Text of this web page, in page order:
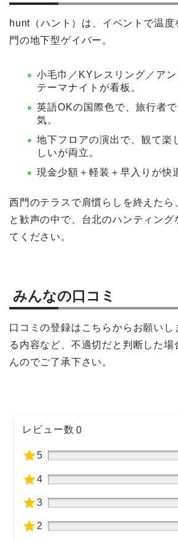
hunt（ハント）は、イベントで温度
門の地下型ゲイバー。
小毛巾／KYレスリング／ア
テーマナイトが看板。
英語OKの国際色で、旅行者
気。
地下フロアの演出で、観て楽
しいが両立。
現金少額＋軽装＋早入りが快
西門のテラスで肩慣らしを終えたら
と歓声の中で、台北のハンティング
てください。
みんなの口コミ
口コミの登録はこちらからお願いし
る内容など、不適切だと判断した場
んのでご了承下さい。
レビュー数 0
5
4
3
2